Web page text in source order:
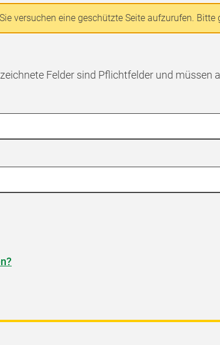
Sie versuchen eine geschützte Seite aufzurufen. Bitte
Felder sind Pflichtfelder und müssen